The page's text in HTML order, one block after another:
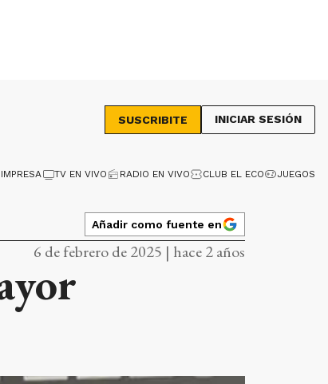
SUSCRIBITE INICIAR SESIÓN
TV EN VIVO RADIO EN VIVO CLUB EL ECO JUEGOS
Añadir como fuente en
6 de febrero de 2025 | hace 2 años